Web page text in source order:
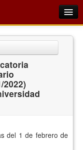
2022)
del 1 de febrero de